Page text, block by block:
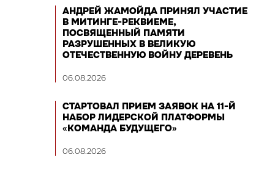
АНДРЕЙ ЖАМОЙДА ПРИНЯЛ УЧАСТИЕ
В МИТИНГЕ-РЕКВИЕМЕ,
ПОСВЯЩЕННЫЙ ПАМЯТИ
РАЗРУШЕННЫХ В ВЕЛИКУЮ
ОТЕЧЕСТВЕННУЮ ВОЙНУ ДЕРЕВЕНЬ
06.08.2026
СТАРТОВАЛ ПРИЕМ ЗАЯВОК НА 11-Й
НАБОР ЛИДЕРСКОЙ ПЛАТФОРМЫ
«КОМАНДА БУДУЩЕГО»
06.08.2026